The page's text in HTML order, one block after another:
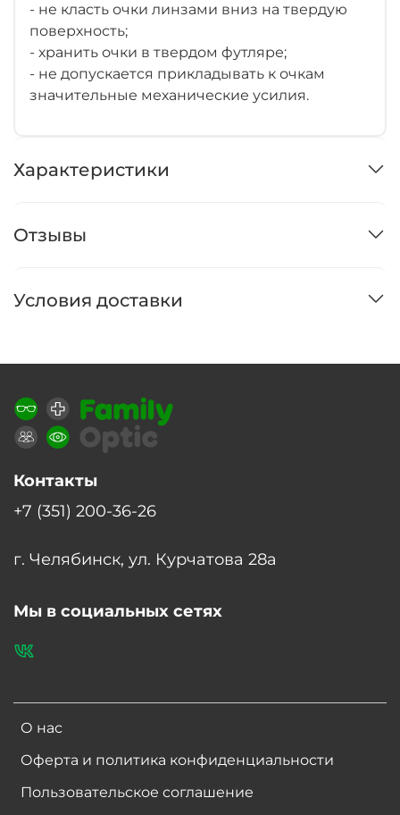
- не класть очки линзами вниз на твердую
поверхность;
- хранить очки в твердом футляре;
- не допускается прикладывать к очкам
значительные механические усилия.
Характеристики
Отзывы
Условия доставки
О нас
Оферта и политика конфиденциальности
Пользовательское соглашение
Контакты
+7 (351) 200-36-26
г. Челябинск, ул. Курчатова 28а
Мы в социальных сетях